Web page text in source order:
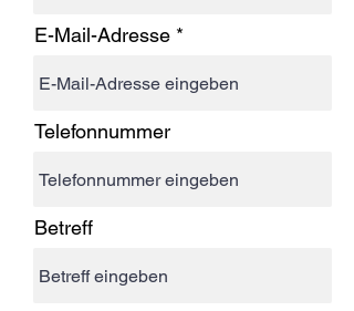
E-Mail-Adresse
Telefonnummer
Betreff